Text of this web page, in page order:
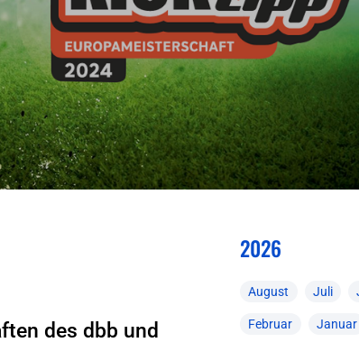
des dbb und
2026
August Juli
Februar Januar